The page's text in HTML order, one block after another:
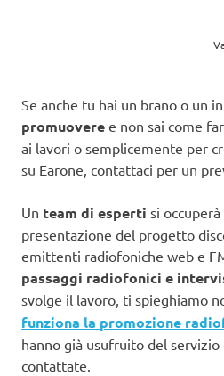
Se anche tu hai un brano o un
promuovere e non sai come
ai lavori o semplicemente per
su Earone, contattaci per un
Un team di esperti si
presentazione del progetto
emittenti radiofoniche web e
passaggi radiofonici e
svolge il lavoro, ti spieghiamo
funziona la promozione
hanno già usufruito del
contattate.